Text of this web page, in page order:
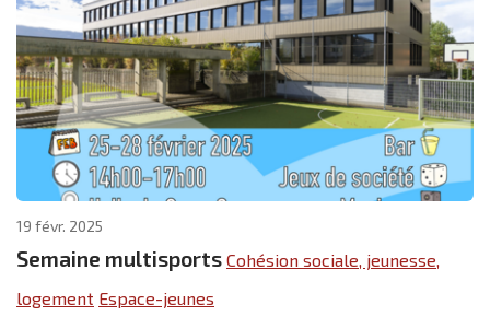
19 févr. 2025
Semaine multisports Cohésion sociale, jeunesse,
logement Espace-jeunes